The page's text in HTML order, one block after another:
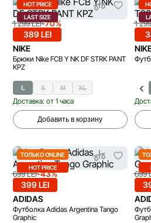
HOT PRICE
LAST SIZE
1 299 LEI-70%
389 LEI
NIKE
Брюки Nike FCB Y NK DF STRK PANT
KPZ
L S M XL
Доставка: от 1 часа
Добавить в корзину
1
ТОЛЬКО ONLINE
HOT PRICE
699 LEI-43%
399 LEI
ADIDAS
Футболка Adidas Argentina Tango
Graphic
699